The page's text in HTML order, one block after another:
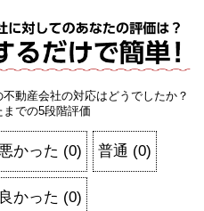
動産会社の対応はどうでしたか？
での5段階評価
かった (0) 普通 (0)
かった (0)